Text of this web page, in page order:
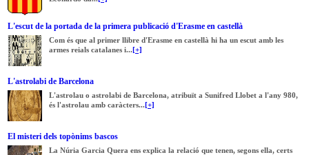
L'escut de la portada de la primera publicació d'Erasme en castellà
Com és que al primer llibre d'Erasme en castellà hi ha un escut amb les
armes reials catalanes i...[+]
L'astrolabi de Barcelona
L'astrolau o astrolabi de Barcelona, atribuït a Sunifred Llobet a l'any 980,
és l'astrolau amb caràcters...[+]
El misteri dels topònims bascos
La Núria Garcia Quera ens explica la relació que tenen, segons ella, certs